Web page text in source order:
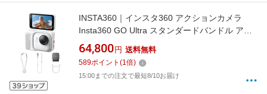
INSTA360｜インスタ360 アクションカメラ
Insta360 GO Ultra スタンダードバンドル アー
クティックホワイト CINSABEA-GOULTRA01
[4K対応 /防水]
64,800 円 送料無料
589ポイント (1倍)
15:00までの注文で最短8/10お届け